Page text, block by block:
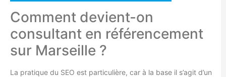
Comment devient-on
consultant en référencement
sur Marseille ?
La pratique du SEO est particulière, car à la base il s’agit d’un